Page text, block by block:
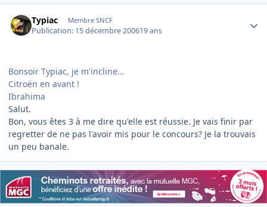
Typiac Membre SNCF
Publication: 15 décembre 200619 ans
Bonsoir Typiac, je m'incline...
Citroën en avant !
Ibrahima
Salut.
Bon, vous êtes 3 à me dire qu'elle est réussie. Je vais finir par
regretter de ne pas l'avoir mis pour le concours? Je la trouvais
un peu banale.